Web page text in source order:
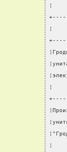
¦
¦
¦
¦